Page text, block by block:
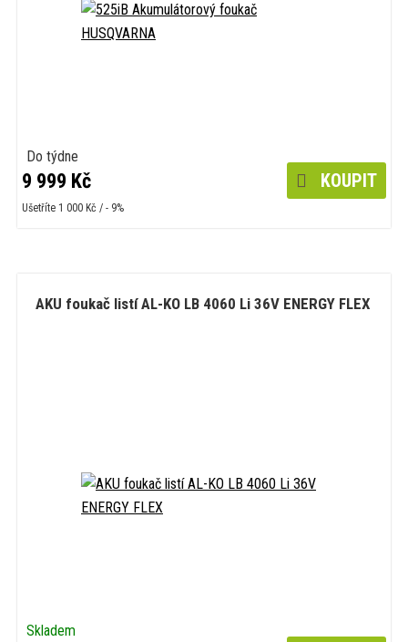
Do týdne
9 999 Kč KOUPIT
Ušetříte 1 000 Kč / - 9%
AKU foukač listí AL-KO LB 4060 Li 36V ENERGY FLEX
Skladem